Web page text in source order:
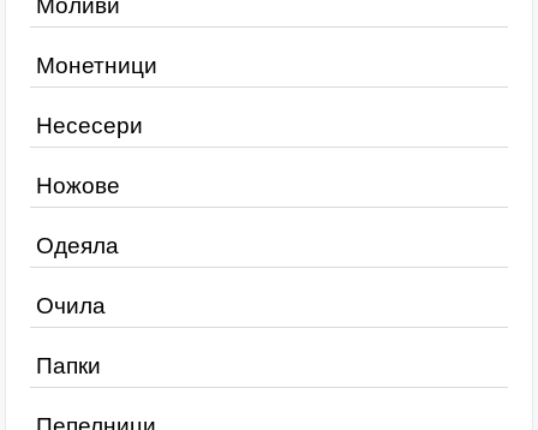
Моливи
Монетници
Несесери
Ножове
Одеяла
Очила
Папки